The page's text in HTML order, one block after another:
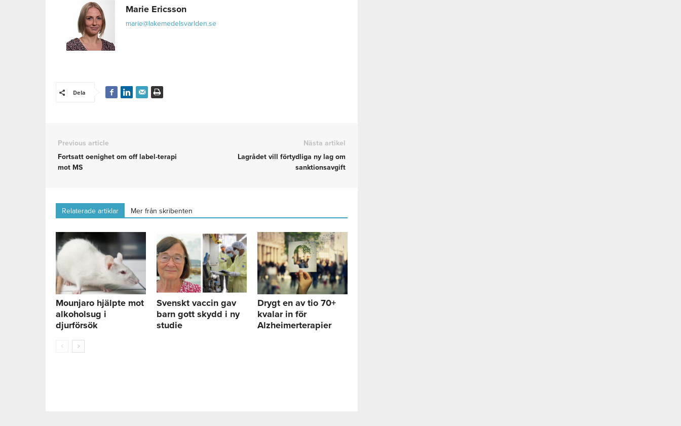
Marie Ericsson
marie@lakemedelsvarlden.se
Dela
Previous article
Fortsatt oenighet om off label-terapi
mot MS
Nästa artikel
Lagrådet vill förtydliga ny lag om
sanktionsavgift
Relaterade artiklar Mer från skribenten
Mounjaro hjälpte mot
alkoholsug i
djurförsök
Svenskt vaccin gav
barn gott skydd i ny
studie
Drygt en av tio 70+
kvalar in för
Alzheimerterapier